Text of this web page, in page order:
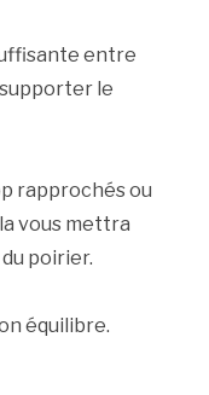
entre
le
rapprochés ou
vous mettra
poirier.
équilibre.